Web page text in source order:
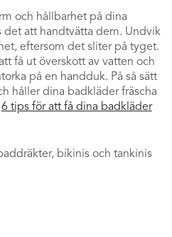
och hållbarhet på dina
det att handtvätta dem. Undvik
eftersom det sliter på tyget.
få ut överskott av vatten och
på en handduk. På så sätt
håller dina badkläder fräscha
6 tips för att få dina badkläder
bikinis och tankinis